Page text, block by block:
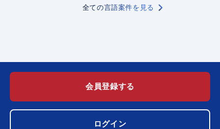
全ての言語案件を見る
会員登録する
ログイン